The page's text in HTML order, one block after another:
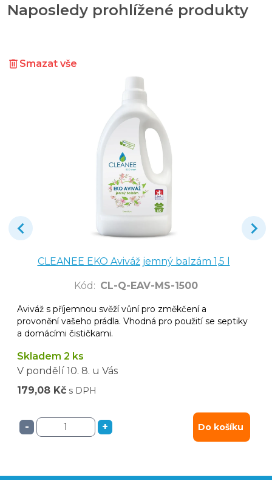
Naposledy prohlížené produkty
Smazat vše
CLEANEE EKO Aviváž jemný balzám 1,5 l
Kód : CL-Q-EAV-MS-1500
Aviváž s příjemnou svěží vůní pro změkčení a
provonění vašeho prádla. Vhodná pro použití se septiky
a domácími čističkami.
Skladem 2 ks
V pondělí 10. 8. u Vás
179,08 Kč s DPH
- + Do košíku